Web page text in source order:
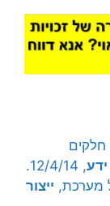
– חלקים
ידע, 12/4/14.
ייצור